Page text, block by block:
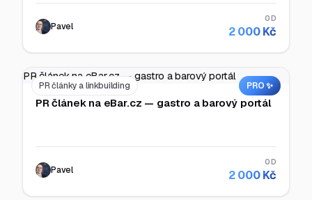
Pavel
OD
2 000 Kč
PR článek na eBar.cz — gastro a barový portál
PR články a linkbuilding PRO ✨
PR článek na eBar.cz — gastro a barový portál
Pavel
OD
2 000 Kč